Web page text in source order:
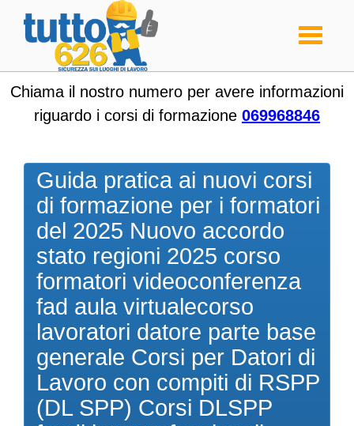
Toggle
Chiama il nostro numero per avere informazioni
riguardo i corsi di formazione 069968846
Guida pratica ai nuovi corsi
di formazione per i formatori
del 2025 Nuovo accordo
stato regioni 2025 corso
formatori videoconferenza
fad aula virtualecorso
lavoratori datore parte base
generale Corsi per Datori di
Lavoro con compiti di RSPP
(DL SPP) Corsi DLSPP